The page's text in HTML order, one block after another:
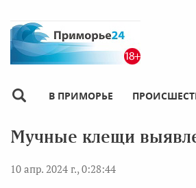
В ПРИМОРЬЕ
Мучные клещи
10 апр. 2024 г., 0:28:44